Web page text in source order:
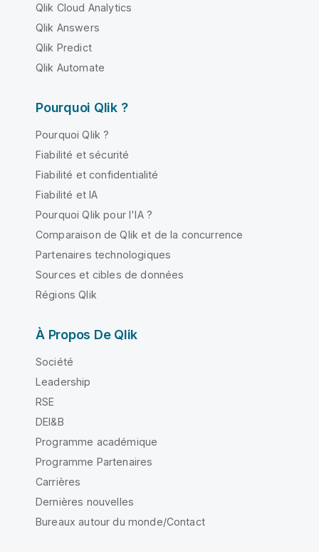
Qlik Cloud Analytics
Qlik Answers
Qlik Predict
Qlik Automate
Pourquoi Qlik ?
Pourquoi Qlik ?
Fiabilité et sécurité
Fiabilité et confidentialité
Fiabilité et IA
Pourquoi Qlik pour l'IA ?
Comparaison de Qlik et de la concurrence
Partenaires technologiques
Sources et cibles de données
Régions Qlik
À Propos De Qlik
Société
Leadership
RSE
DEI&B
Programme académique
Programme Partenaires
Carrières
Dernières nouvelles
Bureaux autour du monde/Contact